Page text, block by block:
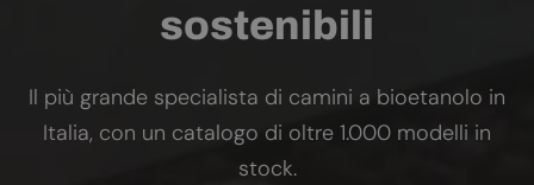
sostenibili
Il più grande specialista di camini a bioetanolo in
Italia, con un catalogo di oltre 1.000 modelli in
stock.